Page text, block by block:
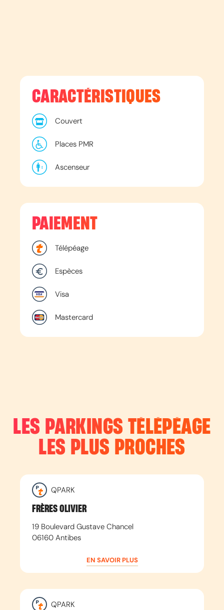
CARACTÉRISTIQUES
Couvert
Places PMR
Ascenseur
PAIEMENT
Télépéage
Espèces
Visa
Mastercard
LES PARKINGS TÉLÉPÉAGE
LES PLUS PROCHES
QPARK
FRÈRES OLIVIER
19 Boulevard Gustave Chancel
06160 Antibes
EN SAVOIR PLUS
QPARK